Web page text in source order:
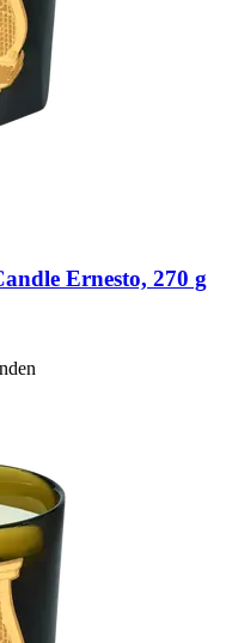
Ernesto, 270 g